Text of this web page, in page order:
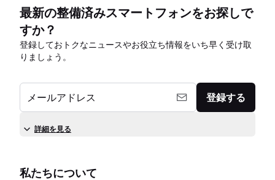
最新の整備済みスマートフォンをお探しで
すか？
登録しておトクなニュースやお役立ち情報をいち早く受け取
りましょう。
メールアドレス 登録する
詳細を見る
私たちについて